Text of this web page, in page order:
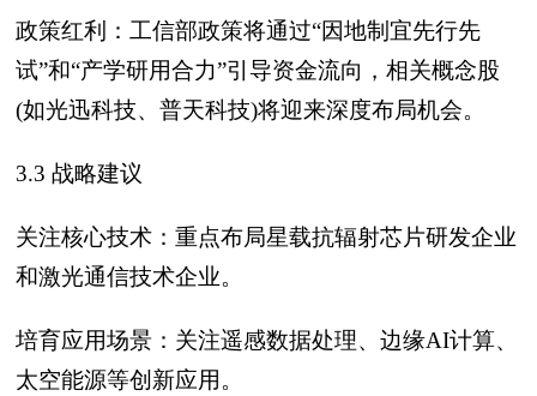
政策红利：工信部政策将通过“因地制宜先行先
试”和“产学研用合力”引导资金流向，相关概念股
(如光迅科技、普天科技)将迎来深度布局机会。
3.3 战略建议
关注核心技术：重点布局星载抗辐射芯片研发企业
和激光通信技术企业。
培育应用场景：关注遥感数据处理、边缘AI计算、
太空能源等创新应用。